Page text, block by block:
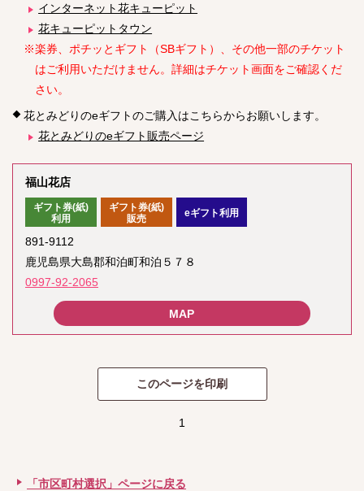
インターネット花キューピット
花キューピットタウン
※楽券、ポチッとギフト（SBギフト）、その他一部のチケット
はご利用いただけません。詳細はチケット画面をご確認くだ
さい。
花とみどりのeギフトのご購入はこちらからお願いします。
花とみどりのeギフト販売ページ
福山花店
ギフト券(紙)
利用
ギフト券(紙)
販売
eギフト利用
891-9112
鹿児島県大島郡和泊町和泊５７８
0997-92-2065
1
「市区町村選択」ページに戻る